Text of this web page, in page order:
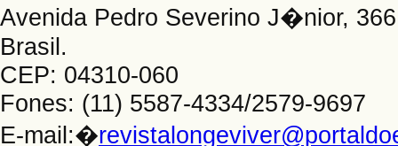
Avenida Pedro Severino J�nior,
Brasil.
CEP: 04310-060
Fones: (11) 5587-4334/2579-9697
E-mail:�